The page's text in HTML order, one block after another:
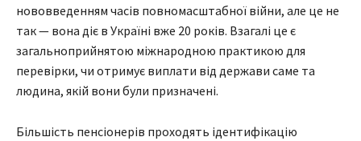
нововведенням часів повномасштабної війни, але це не
так — вона діє в Україні вже 20 років. Взагалі це є
загальноприйнятою міжнародною практикою для
перевірки, чи отримує виплати від держави саме та
людина, якій вони були призначені.
Більшість пенсіонерів проходять ідентифікацію